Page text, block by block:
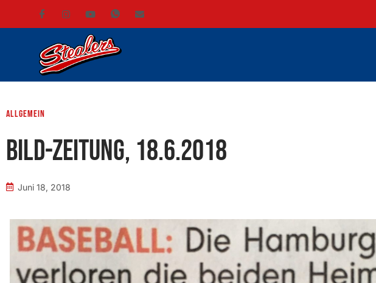
Allgemein
BILD-Zeitung, 18.6.2018
Juni 18, 2018